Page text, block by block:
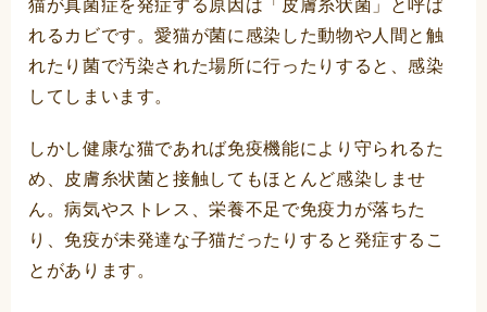
猫が真菌症を発症する原因は「皮膚糸状菌」と呼ば
れるカビです。愛猫が菌に感染した動物や人間と触
れたり菌で汚染された場所に行ったりすると、感染
してしまいます。
しかし健康な猫であれば免疫機能により守られるた
め、皮膚糸状菌と接触してもほとんど感染しませ
ん。病気やストレス、栄養不足で免疫力が落ちた
り、免疫が未発達な子猫だったりすると発症するこ
とがあります。